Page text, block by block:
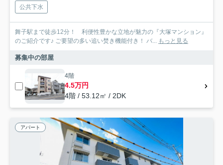
公共下水
舞子駅まで徒歩12分！ 利便性豊かな立地が魅力の『大塚マンション』
のご紹介です♪ ご要望の多い追い焚き機能付き！ バ... もっと見る
募集中の部屋
4階
4.5万円
4階 / 53.12㎡ / 2DK
アパート